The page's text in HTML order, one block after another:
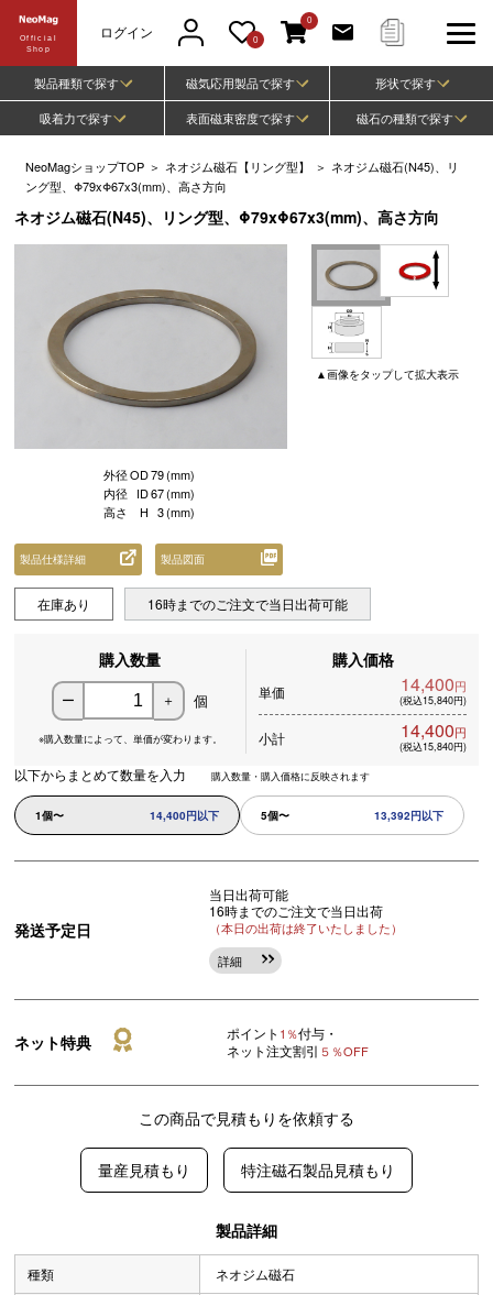
Official
Shop
ログイン 0
0
製品種類で探す 磁気応用製品で探す
形状で探す
吸着力で探す
表面磁束密度で探す 磁石の種類で探す
NeoMagショップTOP ＞ ネオジム磁石【リング型】 ＞ ネオジム磁石(N45)、リ
ング型、Φ79xΦ67x3(mm)、高さ方向
ネオジム磁石(N45)、リング型、Φ79xΦ67x3(mm)、高さ方向
▲画像をタップして拡大表示
外径OD79(mm)
内径 ID67(mm)
高さ
H 3(mm)
製品仕様詳細 製品図面
在庫あり 16時までのご注文で当日出荷可能
購入数量
ー ＋ 個
※購入数量によって、 単価が変わります。
購入価格
単価 14,400円
(税込15,840円)
小計 14,400円
(税込15,840円)
以下からまとめて数量を入力 購入数量・購入価格に反映されます
1個〜 14,400円以下 5個〜 13,392円以下
発送予定日
当日出荷可能
16時までのご注文で当日出荷
（本日の出荷は終了いたしました）
詳細
ネット特典 ポイント 1％付与・
ネット注文割引 ５％OFF
この商品で見積もりを依頼する
量産見積もり 特注磁石製品見積もり
製品詳細
種類 ネオジム磁石